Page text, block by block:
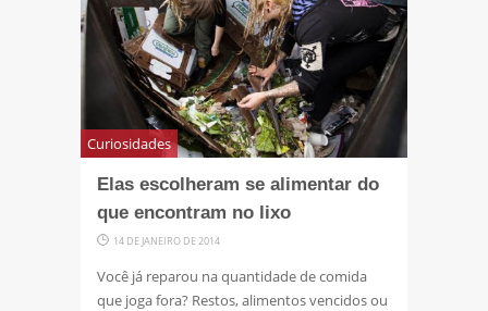
Curiosidades
Elas escolheram se alimentar do
que encontram no lixo
14 DE JANEIRO DE 2014
Você já reparou na quantidade de comida
que joga fora? Restos, alimentos vencidos ou